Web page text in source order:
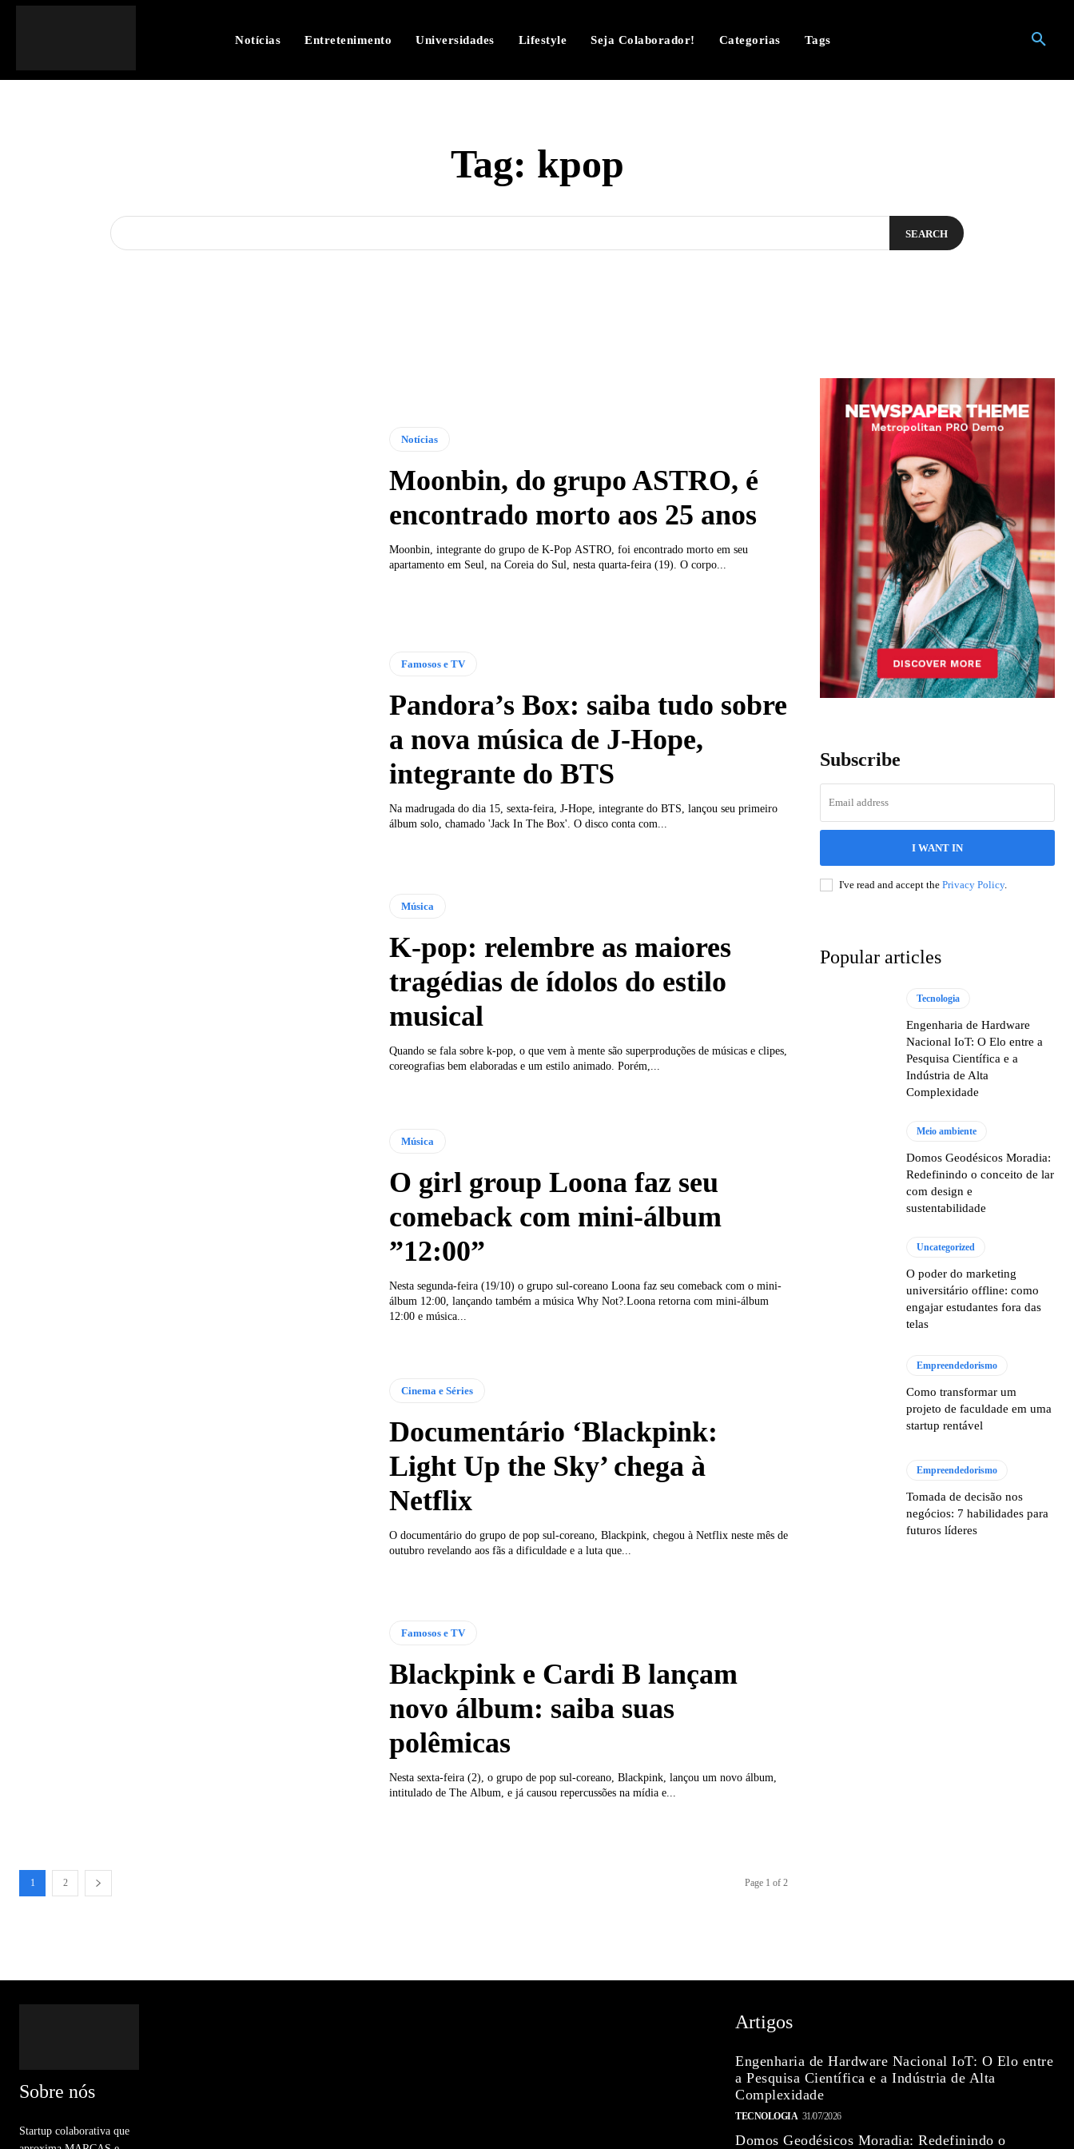
Notícias Entretenimento Universidades Lifestyle Seja Colaborador! Categorias Tags
Tag: kpop
SEARCH
Notícias
Moonbin, do grupo ASTRO, é
encontrado morto aos 25 anos
Moonbin, integrante do grupo de K-Pop ASTRO, foi encontrado morto em seu
apartamento em Seul, na Coreia do Sul, nesta quarta-feira (19). O corpo...
Famosos e TV
Pandora’s Box: saiba tudo sobre
a nova música de J-Hope,
integrante do BTS
Na madrugada do dia 15, sexta-feira, J-Hope, integrante do BTS, lançou seu primeiro
álbum solo, chamado 'Jack In The Box'. O disco conta com...
Música
K-pop: relembre as maiores
tragédias de ídolos do estilo
musical
Quando se fala sobre k-pop, o que vem à mente são superproduções de músicas e clipes,
coreografias bem elaboradas e um estilo animado. Porém,...
Música
O girl group Loona faz seu
comeback com mini-álbum
”12:00”
Nesta segunda-feira (19/10) o grupo sul-coreano Loona faz seu comeback com o mini-
álbum 12:00, lançando também a música Why Not?.Loona retorna com mini-álbum
12:00 e música...
Cinema e Séries
Documentário ‘Blackpink:
Light Up the Sky’ chega à
Netflix
O documentário do grupo de pop sul-coreano, Blackpink, chegou à Netflix neste mês de
outubro revelando aos fãs a dificuldade e a luta que...
Famosos e TV
Blackpink e Cardi B lançam
novo álbum: saiba suas
polêmicas
Nesta sexta-feira (2), o grupo de pop sul-coreano, Blackpink, lançou um novo álbum,
intitulado de The Album, e já causou repercussões na mídia e...
1 2 Page 1 of 2
Subscribe
I WANT IN
I've read and accept the Privacy Policy.
Popular articles
Tecnologia
Engenharia de Hardware
Nacional IoT: O Elo entre a
Pesquisa Científica e a
Indústria de Alta
Complexidade
Meio ambiente
Domos Geodésicos Moradia:
Redefinindo o conceito de lar
com design e
sustentabilidade
Uncategorized
O poder do marketing
universitário offline: como
engajar estudantes fora das
telas
Empreendedorismo
Como transformar um
projeto de faculdade em uma
startup rentável
Empreendedorismo
Tomada de decisão nos
negócios: 7 habilidades para
futuros líderes
Sobre nós
Startup colaborativa que
Artigos
Engenharia de Hardware Nacional IoT: O Elo entre
a Pesquisa Científica e a Indústria de Alta
Complexidade
TECNOLOGIA 31/07/2026
Domos Geodésicos Moradia: Redefinindo o